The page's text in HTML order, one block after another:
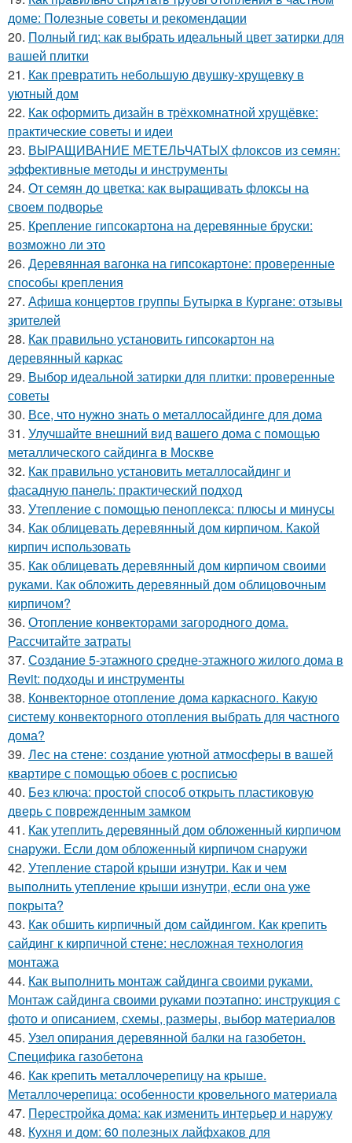
доме: Полезные советы и рекомендации
20. Полный гид: как выбрать идеальный цвет затирки для
вашей плитки
21. Как превратить небольшую двушку-хрущевку в
уютный дом
22. Как оформить дизайн в трёхкомнатной хрущёвке:
практические советы и идеи
23. ВЫРАЩИВАНИЕ МЕТЕЛЬЧАТЫХ флоксов из семян:
эффективные методы и инструменты
24. От семян до цветка: как выращивать флоксы на
своем подворье
25. Крепление гипсокартона на деревянные бруски:
возможно ли это
26. Деревянная вагонка на гипсокартоне: проверенные
способы крепления
27. Афиша концертов группы Бутырка в Кургане: отзывы
зрителей
28. Как правильно установить гипсокартон на
деревянный каркас
29. Выбор идеальной затирки для плитки: проверенные
советы
30. Все, что нужно знать о металлосайдинге для дома
31. Улучшайте внешний вид вашего дома с помощью
металлического сайдинга в Москве
32. Как правильно установить металлосайдинг и
фасадную панель: практический подход
33. Утепление с помощью пеноплекса: плюсы и минусы
34. Как облицевать деревянный дом кирпичом. Какой
кирпич использовать
35. Как облицевать деревянный дом кирпичом своими
руками. Как обложить деревянный дом облицовочным
кирпичом?
36. Отопление конвекторами загородного дома.
Рассчитайте затраты
37. Создание 5-этажного средне-этажного жилого дома в
Revit: подходы и инструменты
38. Конвекторное отопление дома каркасного. Какую
систему конвекторного отопления выбрать для частного
дома?
39. Лес на стене: создание уютной атмосферы в вашей
квартире с помощью обоев с росписью
40. Без ключа: простой способ открыть пластиковую
дверь с поврежденным замком
41. Как утеплить деревянный дом обложенный кирпичом
снаружи. Если дом обложенный кирпичом снаружи
42. Утепление старой крыши изнутри. Как и чем
выполнить утепление крыши изнутри, если она уже
покрыта?
43. Как обшить кирпичный дом сайдингом. Как крепить
сайдинг к кирпичной стене: несложная технология
монтажа
44. Как выполнить монтаж сайдинга своими руками.
Монтаж сайдинга своими руками поэтапно: инструкция с
фото и описанием, схемы, размеры, выбор материалов
45. Узел опирания деревянной балки на газобетон.
Специфика газобетона
46. Как крепить металлочерепицу на крыше.
Металлочерепица: особенности кровельного материала
47. Перестройка дома: как изменить интерьер и наружу
48. Кухня и дом: 60 полезных лайфхаков для